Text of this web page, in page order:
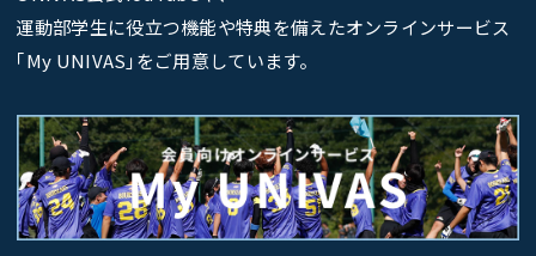
運動部学生に役立つ機能や特典を備えたオンラインサービス
｢My UNIVAS｣をご用意しています。